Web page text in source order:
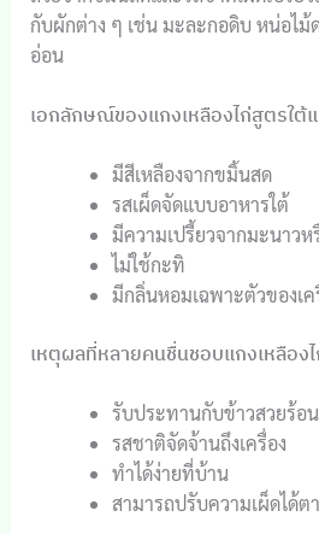
กับผักต่าง ๆ เช่น มะละกอดิบ หน่อไม้
อ่อน
เอกลักษณ์ของแกงเหลืองไก่สูตรใต้
มีสีเหลืองจากขมิ้นสด
รสเผ็ดจัดแบบอาหารใต้
มีความเปรี้ยวจากมะนาว
ไม่ใช้กะทิ
มีกลิ่นหอมเฉพาะตัวของเค
เหตุผลที่หลายคนชื่นชอบแกงเหลือง
รับประทานกับข้าวสวยร้อ
รสชาติจัดจ้านถึงเครื่อง
ทำได้ง่ายที่บ้าน
สามารถปรับความเผ็ดได้ต